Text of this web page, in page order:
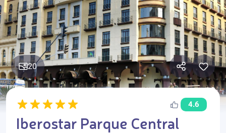
20
4.6
Iberostar Parque Central